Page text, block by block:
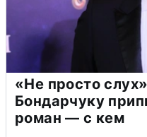
«Не просто
Бондарчуку
роман — с кем